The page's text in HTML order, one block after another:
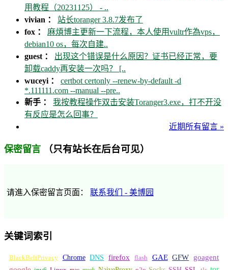
用教程（20231125） - ..
vivian ： 站长toranger 3.8.7发布了
fox ： 麻煩博主更新一下流程，本人使用vultr作為vps，
debian10 os，每次自建..
guest ： 出现这个错误是什么原因？证书已经正常，要
卸载caddy再安装一次吗？ [..
wuceyi ： certbot certonly --renew-by-default -d
*.111111.com --manual --pre..
新手 ： 我按教程操作双击安装Toranger3.exe，打不开没
有反应是怎么回事？
近期所有留言 »
保密留言 （只有站长在后台可见）
请進入保密留言页面： 联系我们 - 美博园
关键词索引
BlackBeltPrivacy Chrome DNS firefox flash GAE GFW
goagent